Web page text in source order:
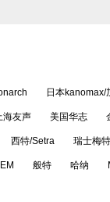
日本kanomax/
海友声 美国华志
西特/Setra 瑞士梅
般特 哈纳